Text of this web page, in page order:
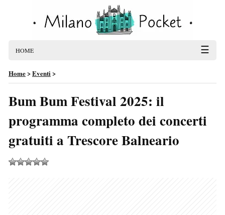
HOME ☰
Home>Eventi>
Bum Bum Festival 2025: il
programma completo dei concerti
gratuiti a Trescore Balneario